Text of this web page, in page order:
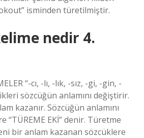
isminden türetilmiştir.
nedir 4.
“-cı, -lı, -lık, -sız, -gi, -gin, -
sözcüğün anlamını değiştirir.
kazanır. Sözcüğün anlamını
“TÜREME EKİ” denir. Türetme
bir anlam kazanan sözcüklere